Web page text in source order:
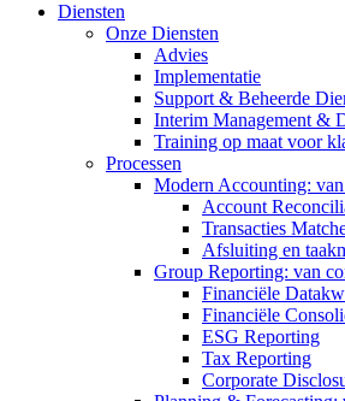
Diensten
Onze Diensten
Advies
Implementatie
Support & Beheerde
Interim Management &
Training op maat voor
Processen
Modern Accounting:
Account
Transacties
Afsluiting en
Group Reporting: van
Financiële
Financiële
ESG Reporting
Tax Reporting
Corporate